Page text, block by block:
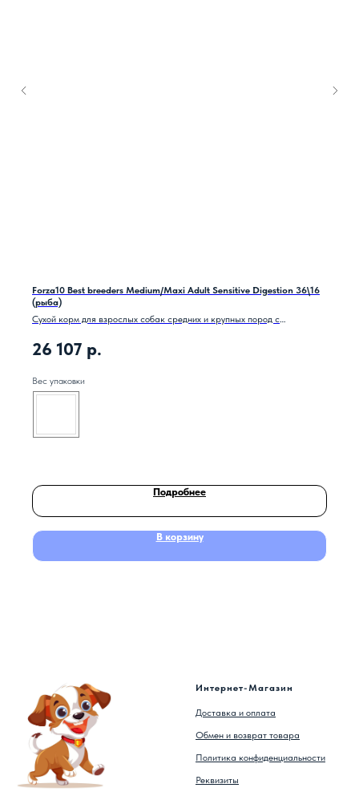
Forza10 Best breeders Medium/Maxi Adult Sensitive Digestion 36\16
(рыба)
Сухой корм для взрослых собак средних и крупных пород с
26 107 р.
Вес упаковки
Подробнее
В корзину
Интернет-Магазин
Доставка и оплата
Обмен и возврат товара
Политика конфиденциальности
Реквизиты